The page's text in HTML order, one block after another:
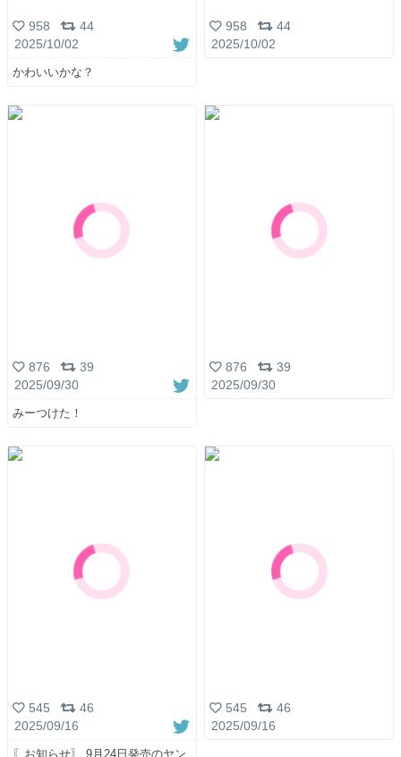
958
44
2025/10/02
かわいいかな？
958
44
2025/10/02
876
39
2025/09/30
みーつけた！
876
39
2025/09/30
545
46
2025/09/16
〖お知らせ〗 9月24日発売のヤン
545
46
2025/09/16